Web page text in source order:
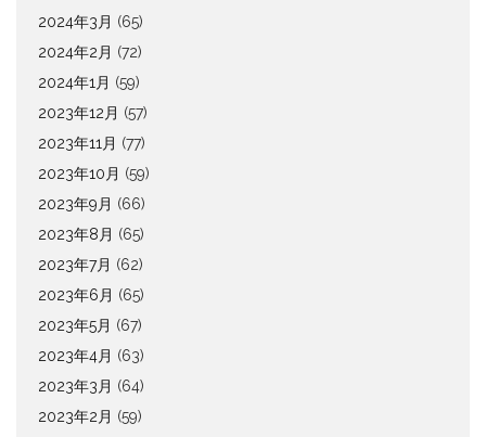
2024年3月 (65)
2024年2月 (72)
2024年1月 (59)
2023年12月 (57)
2023年11月 (77)
2023年10月 (59)
2023年9月 (66)
2023年8月 (65)
2023年7月 (62)
2023年6月 (65)
2023年5月 (67)
2023年4月 (63)
2023年3月 (64)
2023年2月 (59)